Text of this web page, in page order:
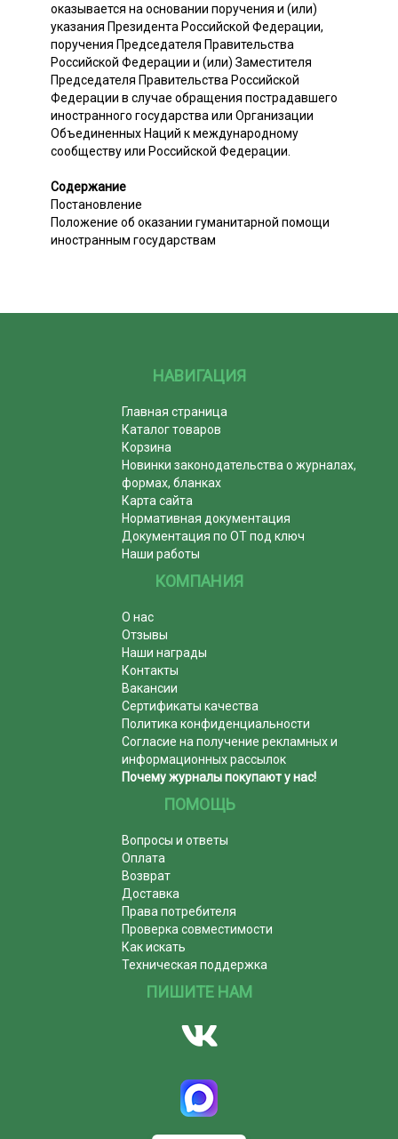
оказывается на основании поручения и (или)
указания Президента Российской Федерации,
поручения Председателя Правительства
Российской Федерации и (или) Заместителя
Председателя Правительства Российской
Федерации в случае обращения пострадавшего
иностранного государства или Организации
Объединенных Наций к международному
сообществу или Российской Федерации.
Содержание
Постановление
Положение об оказании гуманитарной помощи
иностранным государствам
НАВИГАЦИЯ
Главная страница
Каталог товаров
Корзина
Новинки законодательства о журналах,
формах, бланках
Карта сайта
Нормативная документация
Документация по ОТ под ключ
Наши работы
КОМПАНИЯ
О нас
Отзывы
Наши награды
Контакты
Вакансии
Сертификаты качества
Политика конфиденциальности
Согласие на получение рекламных и
информационных рассылок
Почему журналы покупают у нас!
ПОМОЩЬ
Вопросы и ответы
Оплата
Возврат
Доставка
Права потребителя
Проверка совместимости
Как искать
Техническая поддержка
ПИШИТЕ НАМ